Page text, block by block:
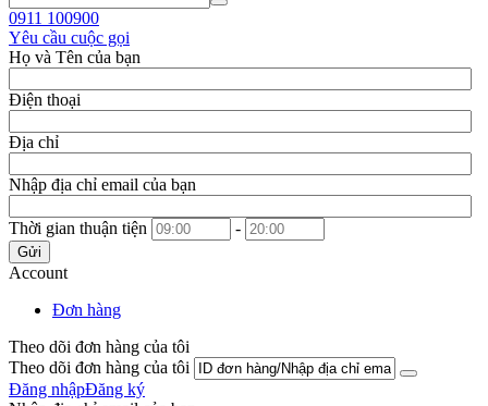
0911 100900
Yêu cầu cuộc gọi
Họ và Tên của bạn
Điện thoại
Địa chỉ
Nhập địa chỉ email của bạn
Thời gian thuận tiện -
Gửi
Account
Đơn hàng
Theo dõi đơn hàng của tôi
Theo dõi đơn hàng của tôi
Đăng nhậpĐăng ký